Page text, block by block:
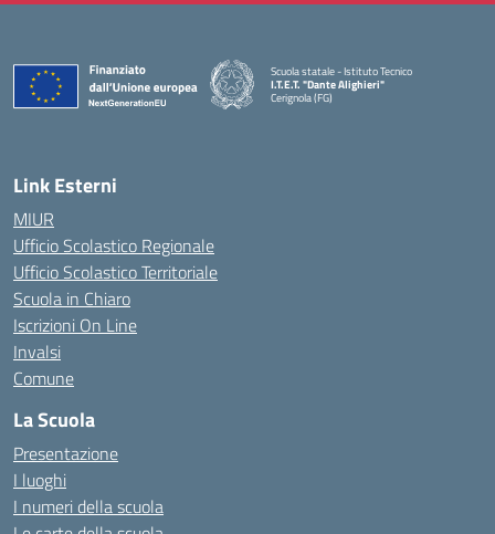
Scuola statale - Istituto Tecnico
I.T.E.T. "Dante Alighieri"
Cerignola (FG)
— Visita la pagina iniziale della scuola
Link Esterni
MIUR
Ufficio Scolastico Regionale
Ufficio Scolastico Territoriale
Scuola in Chiaro
Iscrizioni On Line
Invalsi
Comune
La Scuola
Presentazione
I luoghi
I numeri della scuola